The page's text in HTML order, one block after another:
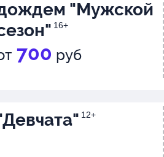
декорации и
"Мужской
16+
700 руб
12+